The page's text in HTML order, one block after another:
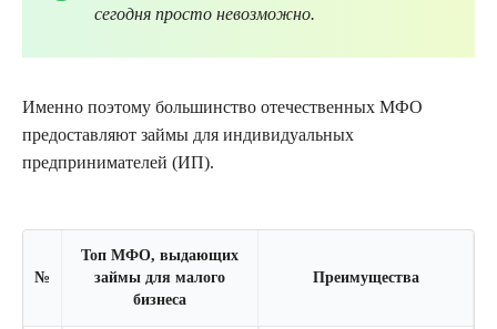
сегодня просто невозможно.
Именно поэтому большинство отечественных МФО
предоставляют займы для индивидуальных
предпринимателей (ИП).
№
Топ МФО, выдающих
займы для малого
бизнеса
Преимущества